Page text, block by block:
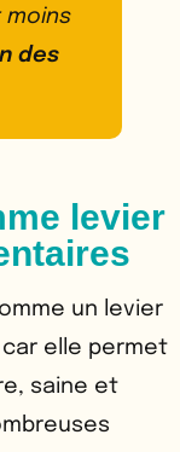
moins
des
levier
un levier
elle permet
saine et